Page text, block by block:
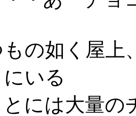
もの如く屋上
いる
には大量の